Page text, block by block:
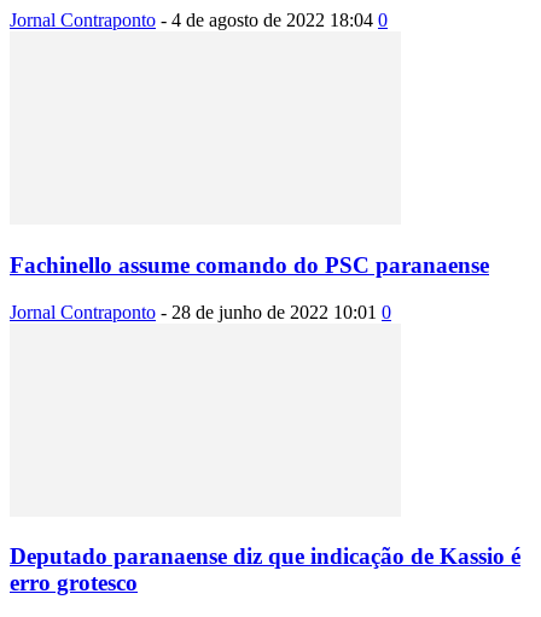
Jornal Contraponto - 4 de agosto de 2022 18:04 0
Fachinello assume comando do PSC paranaense
Jornal Contraponto - 28 de junho de 2022 10:01 0
Deputado paranaense diz que indicação de Kassio é
erro grotesco